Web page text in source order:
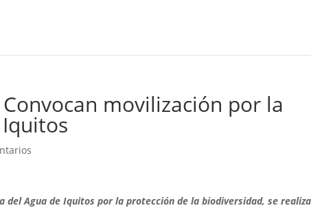
movilización por la
del Agua de Iquitos por la protección de la biodiversidad, se